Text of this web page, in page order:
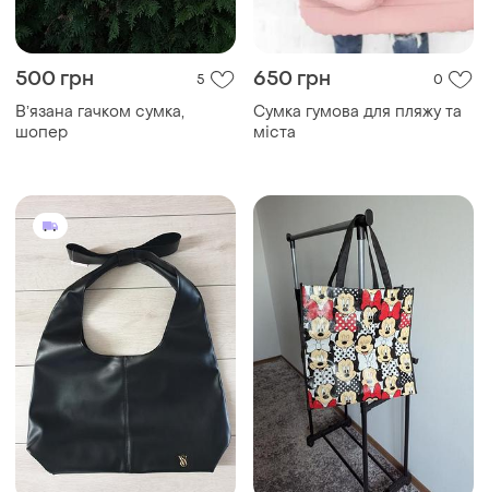
500 грн 5
Вʼязана гачком сумка,
шопер
650 грн 0
Сумка гумова для пляжу та
міста